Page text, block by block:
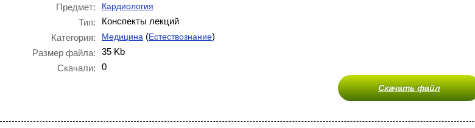
Предмет: Кардиология
Тип:
Конспекты лекций
Категория:
Медицина (Естествознание)
Размер файла:
35 Kb
Скачали:
0
Скачать файл